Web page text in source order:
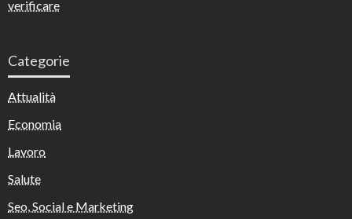
verificare
Categorie
Attualità
Economia
Lavoro
Salute
Seo, Social e Marketing